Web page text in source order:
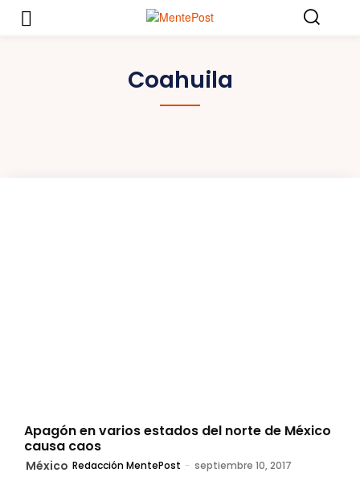
Coahuila
Apagón en varios estados del norte de México
causa caos
México Redacción MentePost - septiembre 10, 2017